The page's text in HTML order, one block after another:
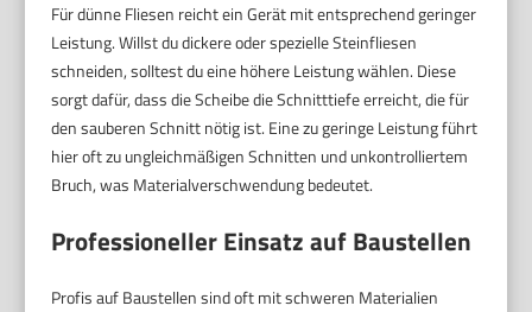
Für dünne Fliesen reicht ein Gerät mit entsprechend geringer
Leistung. Willst du dickere oder spezielle Steinfliesen
schneiden, solltest du eine höhere Leistung wählen. Diese
sorgt dafür, dass die Scheibe die Schnitttiefe erreicht, die für
den sauberen Schnitt nötig ist. Eine zu geringe Leistung führt
hier oft zu ungleichmäßigen Schnitten und unkontrolliertem
Bruch, was Materialverschwendung bedeutet.
Professioneller Einsatz auf Baustellen
Profis auf Baustellen sind oft mit schweren Materialien